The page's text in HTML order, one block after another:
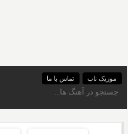
موزیک ناب تماس با ما